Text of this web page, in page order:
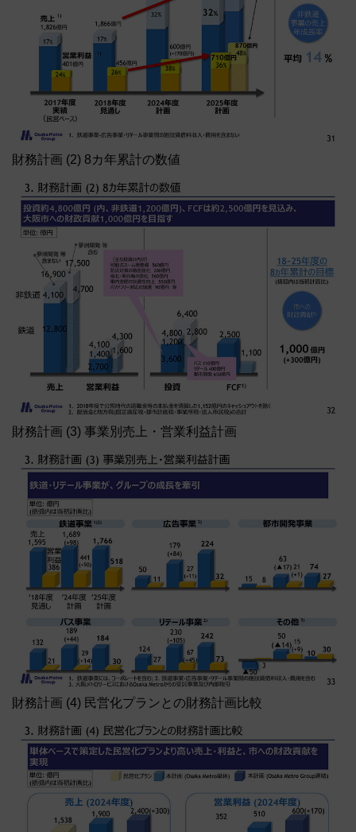
財務計画 (2) 8カ年累計の数値
財務計画 (3) 事業別売上・営業利益計画
財務計画 (4) 民営化プランとの財務計画比較